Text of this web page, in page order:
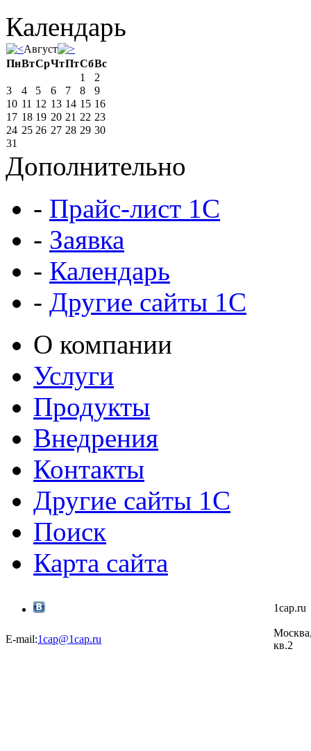
Календарь
Август
ПнВтСрЧтПтСбВс
1
2
3
4 5 6 7 8
9
10 11 12 13 14 15 16
17 18 19 20 21 22 23
24 25 26 27 28 29 30
31
Дополнительно
- Прайс-лист 1C
- Заявка
- Календарь
- Другие сайты 1С
О компании
Услуги
Продукты
Внедрения
Контакты
Другие сайты 1С
Поиск
Карта сайта
E-mail:1cap@1cap.ru
кв.2